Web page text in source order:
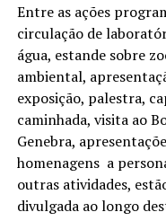
Entre as ações
circulação de
água, estande sobre
ambiental,
exposição, palestra,
caminhada, visita ao
Genebra,
homenagens a
outras atividades,
divulgada ao longo